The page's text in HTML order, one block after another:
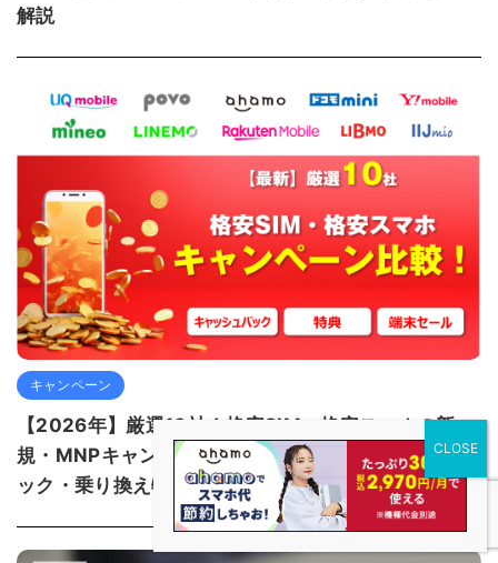
解説
キャンペーン
【2026年】厳選10社！格安SIM・格安スマホの新
規・MNPキャンペーン比較！お得なキャッシュバ
ック・乗り換え特典・端末セール